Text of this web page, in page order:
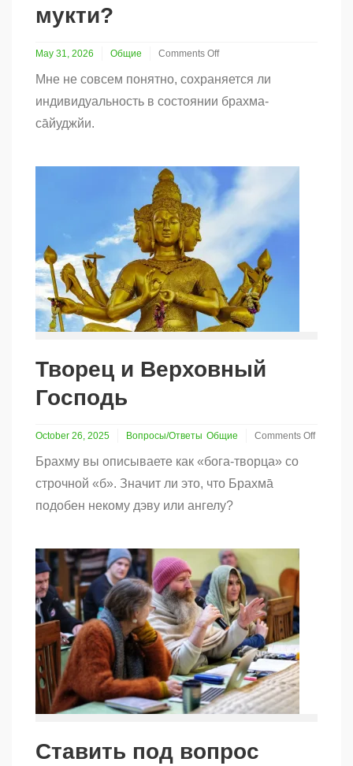
мукти?
May 31, 2026 Общие
Comments Off
Индивидуальность
мукти?
Мне не совсем понятно, сохраняется ли
индивидуальность в состоянии брахма-
са̄йуджйи.
Творец и Верховный
Господь
October 26, 2025 Вопросы/Ответы Общие
Comments Off
Творец
Верховный
Брахму вы описываете как «бога-творца» со
строчной «б». Значит ли это, что Брахма̄
подобен некому дэву или ангелу?
Ставить под вопрос